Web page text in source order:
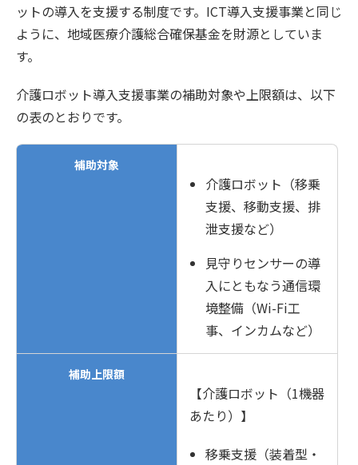
ットの導入を支援する制度です。ICT導入支援事業と同じ
ように、地域医療介護総合確保基金を財源としていま
す。
介護ロボット導入支援事業の補助対象や上限額は、以下
の表のとおりです。
補助対象
介護ロボット（移乗
支援、移動支援、排
泄支援など）
見守りセンサーの導
入にともなう通信環
境整備（Wi-Fi工
事、インカムなど）
補助上限額
【介護ロボット（1機器
あたり）】
移乗支援（装着型・